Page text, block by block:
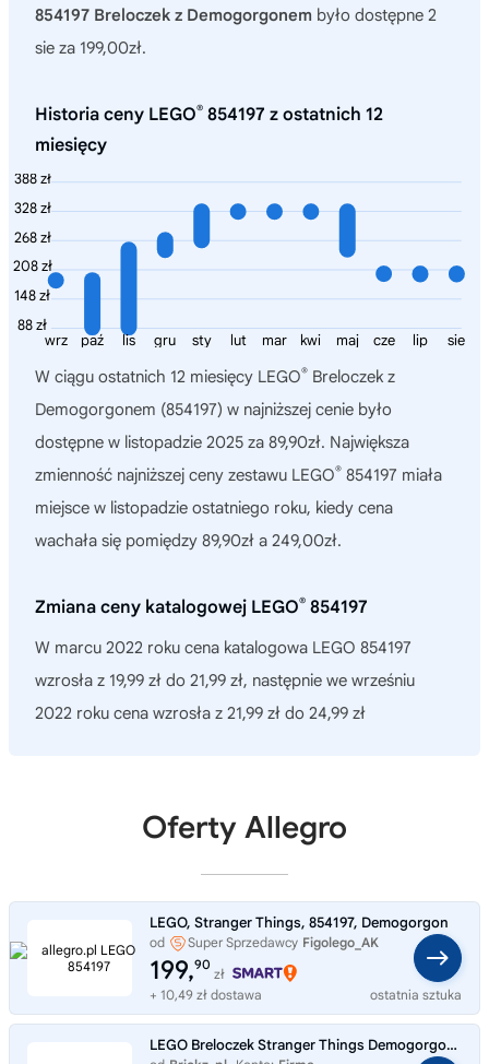
854197 Breloczek z Demogorgonem było dostępne 2
sie za 199,00zł.
Historia ceny LEGO® 854197 z ostatnich 12
miesięcy
388 zł
328 zł
268 zł
208 zł
148 zł
88 zł
sie
lip
cze
maj
kwi
mar
lut
sty
gru
lis
paź
wrz
W ciągu ostatnich 12 miesięcy LEGO® Breloczek z
Demogorgonem (854197) w najniższej cenie było
dostępne w listopadzie 2025 za 89,90zł. Największa
zmienność najniższej ceny zestawu LEGO® 854197 miała
miejsce w listopadzie ostatniego roku, kiedy cena
wachała się pomiędzy 89,90zł a 249,00zł.
Zmiana ceny katalogowej LEGO® 854197
W marcu 2022 roku cena katalogowa LEGO 854197
wzrosła z 19,99 zł do 21,99 zł, następnie we wrześniu
2022 roku cena wzrosła z 21,99 zł do 24,99 zł
Oferty Allegro
LEGO, Stranger Things, 854197, Demogorgon
od Super Sprzedawcy Figolego_AK
199,90
zł
+ 10,49 zł dostawa
ostatnia sztuka
LEGO Breloczek Stranger Things Demogorgon 854197